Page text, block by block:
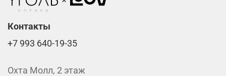
изготовлением.
Контакты
+7 993 640-19-35
Охта Молл, 2 этаж